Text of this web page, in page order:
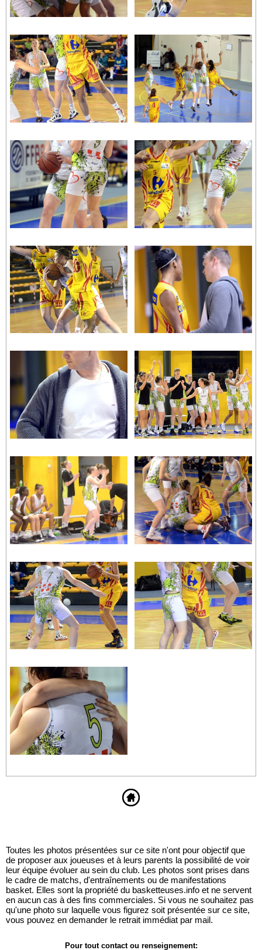
Toutes les photos présentées sur ce site n'ont pour objectif que
de proposer aux joueuses et à leurs parents la possibilité de voir
leur équipe évoluer au sein du club. Les photos sont prises dans
le cadre de matchs, d'entraînements ou de manifestations
basket. Elles sont la propriété du basketteuses.info et ne servent
en aucun cas à des fins commerciales. Si vous ne souhaitez pas
qu'une photo sur laquelle vous figurez soit présentée sur ce site,
vous pouvez en demander le retrait immédiat par mail.
Pour tout contact ou renseignement: